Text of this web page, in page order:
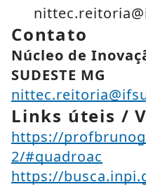
Contato
Núcleo de
SUDESTE MG
Links úteis /
https://
2/#quadroac
https://